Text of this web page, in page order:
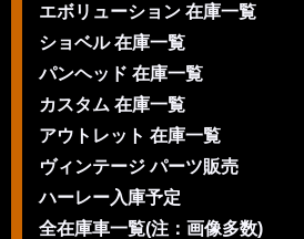
エボリューション 在庫一覧
ショベル 在庫一覧
パンヘッド 在庫一覧
カスタム 在庫一覧
アウトレット 在庫一覧
ヴィンテージ パーツ販売
ハーレー入庫予定
全在庫車一覧(注：画像多数)